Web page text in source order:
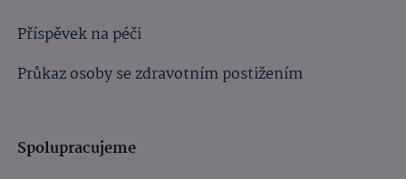
Příspěvek na péči
Průkaz osoby se zdravotním postižením
Spolupracujeme